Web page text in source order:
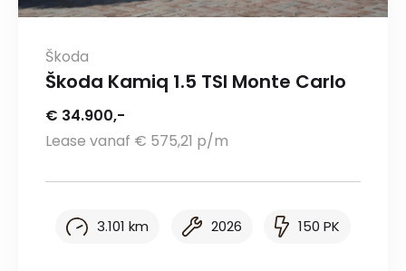
Škoda
Škoda Kamiq 1.5 TSI Monte Carlo
€ 34.900,-
Lease vanaf € 575,21 p/m
3.101 km 2026 150 PK